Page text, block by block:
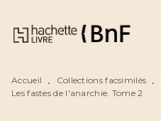
MENU RECHERCHE
Accueil • Collections facsimilés •
Les fastes de l'anarchie. Tome 2